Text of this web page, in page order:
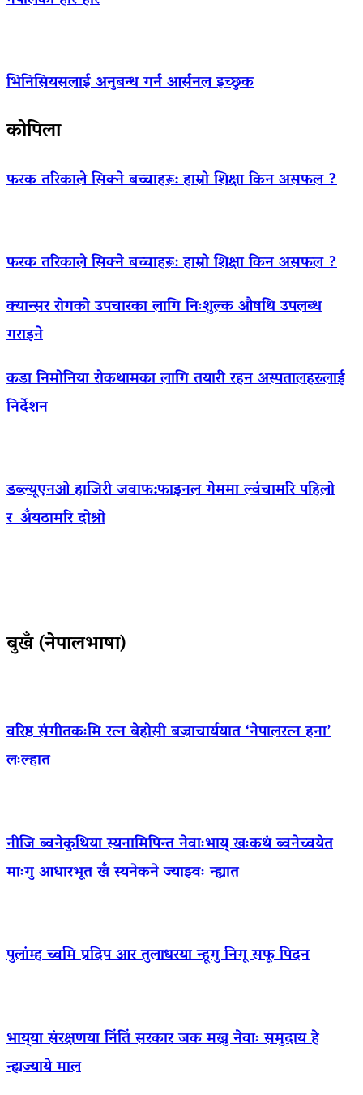
भिनिसियसलाई अनुबन्ध गर्न आर्सनल इच्छुक
कोपिला
फरक तरिकाले सिक्ने बच्चाहरू: हाम्रो शिक्षा किन असफल ?
फरक तरिकाले सिक्ने बच्चाहरू: हाम्रो शिक्षा किन असफल ?
क्यान्सर रोगको उपचारका लागि निःशुल्क औषधि उपलब्ध
गराइने
कडा निमोनिया रोकथामका लागि तयारी रहन अस्पतालहरुलाई
निर्देशन
डब्ल्यूएनओ हाजिरी जवाफ:फाइनल गेममा ल्वंचामरि पहिलो
र अँयठामरि दोश्रो
बुखँ (नेपालभाषा)
वरिष्ठ संगीतकःमि रत्न बेहोसी बज्राचार्ययात ‘नेपालरत्न हना’
लःल्हात
नीजि ब्वनेकुथिया स्यनामिपिन्त नेवाःभाय् खःकथं ब्वनेच्वयेत
माःगु आधारभूत खँ स्यनेकने ज्याझ्वः न्ह्यात
पुलांम्ह च्वमि प्रदिप आर तुलाधरया न्हूगु निगू सफू पिदन
भाय्‌या संरक्षणया निंतिं सरकार जक मखु नेवाः समुदाय हे
न्ह्यज्याये माल